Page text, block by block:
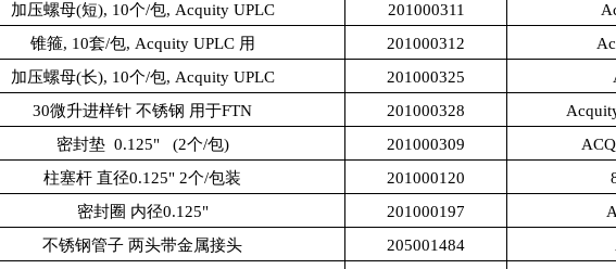
加压螺母(短), 10个/包, Acquity UPLC 201000311
锥箍, 10套/包, Acquity UPLC 用 201000312
加压螺母(长), 10个/包, Acquity UPLC 201000325
30微升进样针 不锈钢 用于FTN 201000328
密封垫 0.125" (2个/包) 201000309
柱塞杆 直径0.125" 2个/包装 201000120
密封圈 内径0.125" 201000197
不锈钢管子 两头带金属接头 205001484